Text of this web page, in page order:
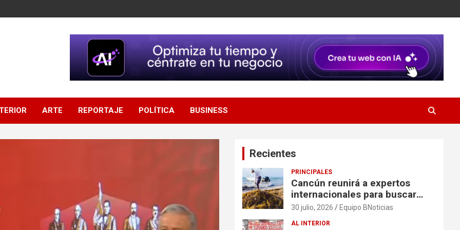
ARTE REPORTAJE POLÍTICA BUSINESS
Recientes
PRINCIPALES
Cancún reunirá a expertos
internacionales para buscar
soluciones al problema del
30 julio, 2026 Equipo BNoticias
AL INTERIOR